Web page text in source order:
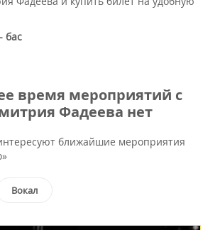
бас
время мероприятий с
Фадеева нет
ближайшие мероприятия
Вокал